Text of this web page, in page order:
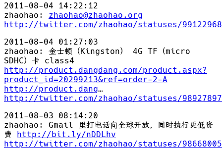
2011-08-04 14:22:12
zhaohao: zhaohao@zhaohao.org
http://twitter.com/zhaohao/statuses/
2011-08-04 01:27:03
zhaohao: 金士顿（Kingston） 4G TF（micro
SDHC）卡 class4
http://product.dangdang.com/product.aspx?
product_id=20299213&ref=order-2-A
http://product.dang…
http://twitter.com/zhaohao/statuses/
2011-08-03 08:14:20
zhaohao: Gmail 里打电话向全球开放，同时执行更低资
费 http://bit.ly/nDDLhv
http://twitter.com/zhaohao/statuses/